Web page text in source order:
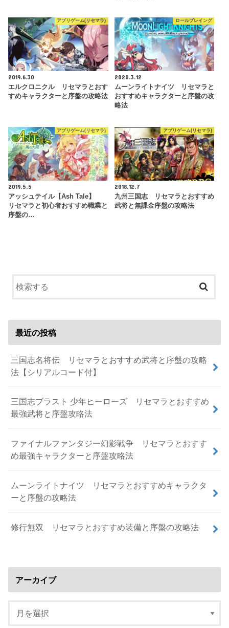
アプリゲーム(リセマラ)
2019.6.30
エルクロニクル リセマラとおす
すめキャラクターと序盤の攻略法
ロールプレイング
2020.3.12
ムーンライトナイツ リセマラと
おすすめキャラクターと序盤の攻
略法
アプリゲーム(リセマラ)
2019.5.5
アッシュテイル【Ash Tale】
リセマラと初心者おすすめ職業と
序盤の…
アプリゲーム(リセマラ)
2018.12.7
九州三国志 リセマラとおすすめ
武将と無課金序盤の攻略法
最近の投稿
三国志名将伝 リセマラとおすすめ武将と序盤の攻略
法【シリアルコード付】
三国志ブラスト 少年ヒーローズ リセマラとおすすめ
最強武将と序盤攻略法
ファイナルファンタジー幻影戦争 リセマラとおすす
め最強キャラクターと序盤攻略法
ムーンライトナイツ リセマラとおすすめキャラクタ
ーと序盤の攻略法
修行無双 リセマラとおすすめ装備と序盤の攻略法
アーカイブ